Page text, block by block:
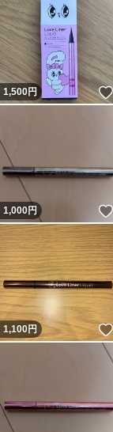
1,500円
1,000円
1,100円